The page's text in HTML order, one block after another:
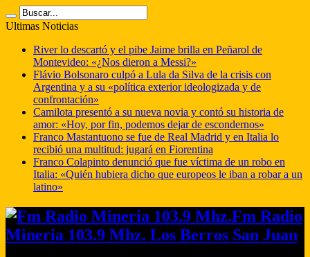
Ultimas Noticias
River lo descartó y el pibe Jaime brilla en Peñarol de
Montevideo: «¿Nos dieron a Messi?»
Flávio Bolsonaro culpó a Lula da Silva de la crisis con
Argentina y a su «política exterior ideologizada y de
confrontación»
Camilota presentó a su nueva novia y contó su historia de
amor: «Hoy, por fin, podemos dejar de escondernos»
Franco Mastantuono se fue de Real Madrid y en Italia lo
recibió una multitud: jugará en Fiorentina
Franco Colapinto denunció que fue víctima de un robo en
Italia: «Quién hubiera dicho que europeos le iban a robar a un
latino»
Fm Radio
Mineria 103.9 Mhz. Los Berros San Juan